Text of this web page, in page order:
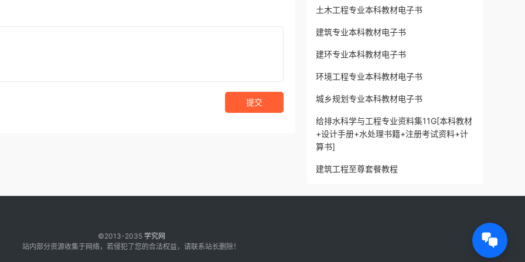
提交
土木工程专业本科教材电子书
建筑专业本科教材电子书
建环专业本科教材电子书
环境工程专业本科教材电子书
城乡规划专业本科教材电子书
给排水科学与工程专业资料集11G[本科教材
+设计手册+水处理书籍+注册考试资料+计
算书]
建筑工程至尊套餐教程
©2013-2035 学究网
站内部分资源收集于网络，若侵犯了您的合法权益，请联系站长删除！